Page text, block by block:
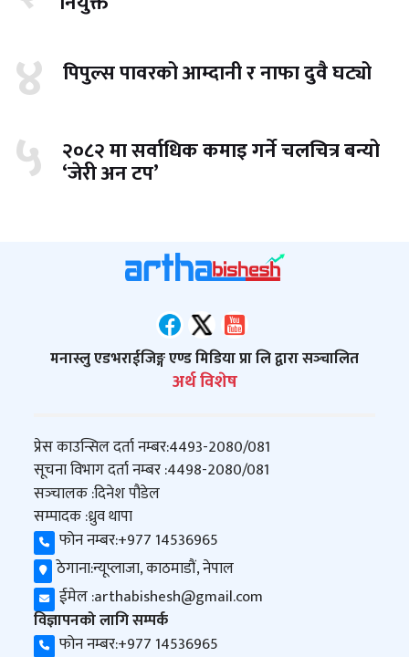
४ पिपुल्स पावरको आम्दानी र नाफा दुवै घट्यो
५ २०८२ मा सर्वाधिक कमाइ गर्ने चलचित्र बन्यो
‘जेरी अन टप’
मनास्लु एडभराईजिङ्ग एण्ड मिडिया प्रा लि द्वारा सञ्‍चालित
अर्थ विशेष
प्रेस काउन्सिल दर्ता नम्बर:4493-2080/081
सूचना विभाग दर्ता नम्बर :4498-2080/081
सञ्‍चालक :दिनेश पौडेल
सम्पादक :ध्रुव थापा
फोन नम्बर:+977 14536965
ठेगाना:न्यूप्लाजा, काठमाडौं, नेपाल
ईमेल :arthabishesh@gmail.com
विज्ञापनको लागि सम्पर्क
फोन नम्बर:+977 14536965